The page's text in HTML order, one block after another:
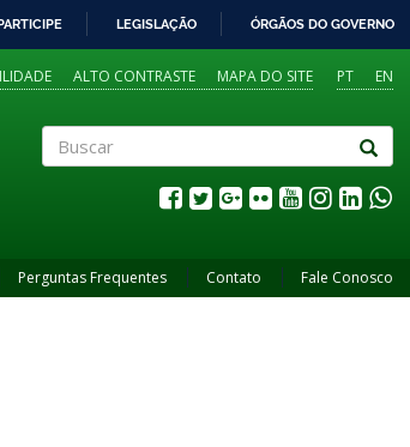
LEGISLAÇÃO ÓRGÃOS DO GOVERNO
PT EN
ALTO CONTRASTE MAPA DO SITE
Perguntas Frequentes Contato Fale Conosco